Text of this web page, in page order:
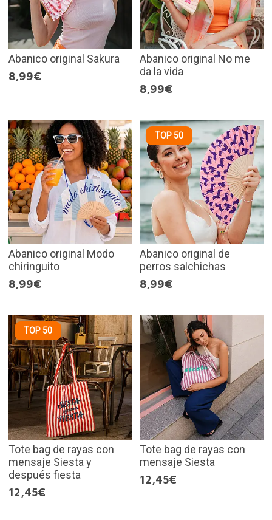
Abanico original Sakura
8,99€
Abanico original No me
da la vida
8,99€
Abanico original Modo
chiringuito
8,99€
TOP 50
Abanico original de
perros salchichas
8,99€
TOP 50
Tote bag de rayas con
mensaje Siesta y
después fiesta
12,45€
Tote bag de rayas con
mensaje Siesta
12,45€